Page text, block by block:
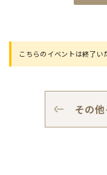
こちらのイベントは終了い
その